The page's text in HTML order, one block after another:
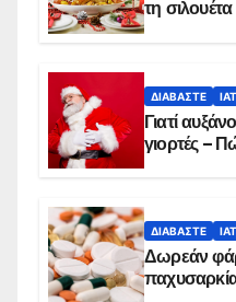
τη
ΔΙΑΒΆΣΤΕ
Γιατί
γιορτές –
ΔΙΑΒΆΣΤΕ
Δωρεάν